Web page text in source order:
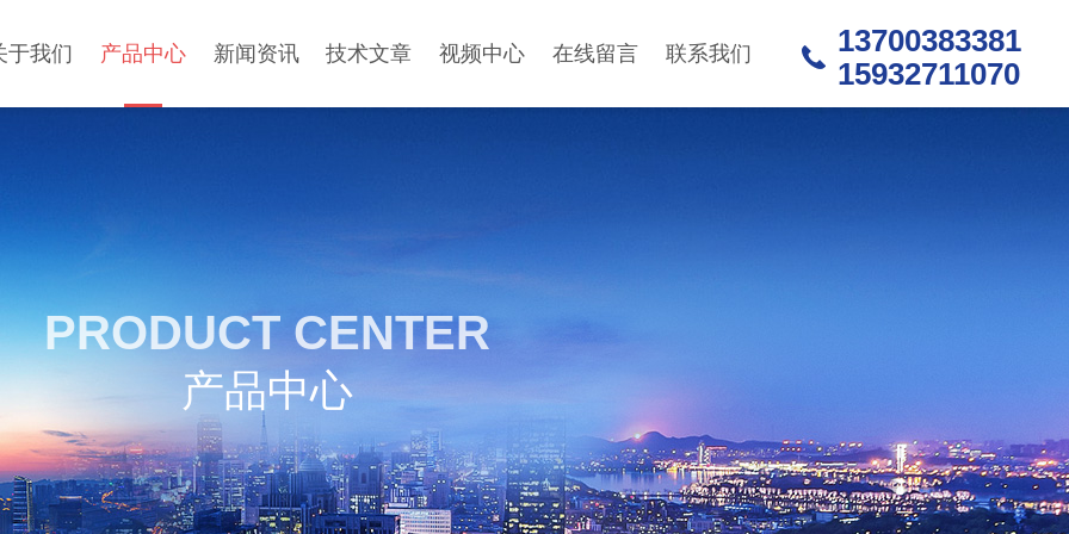
于我们 产品中心 新闻资讯 技术文章 视频中心 在线留言 联系我们
13700383381
15932711070
PRODUCT CENTER
产品中心